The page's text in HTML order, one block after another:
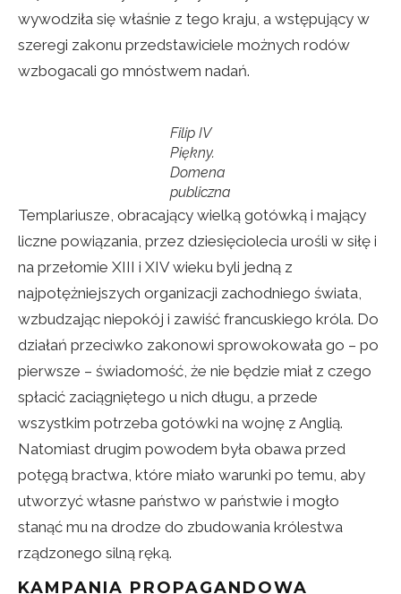
wywodziła się właśnie z tego kraju, a wstępujący w
szeregi zakonu przedstawiciele możnych rodów
wzbogacali go mnóstwem nadań.
Filip IV
Piękny.
Domena
publiczna
Templariusze, obracający wielką gotówką i mający
liczne powiązania, przez dziesięciolecia urośli w siłę i
na przełomie XIII i XIV wieku byli jedną z
najpotężniejszych organizacji zachodniego świata,
wzbudzając niepokój i zawiść francuskiego króla. Do
działań przeciwko zakonowi sprowokowała go – po
pierwsze – świadomość, że nie będzie miał z czego
spłacić zaciągniętego u nich długu, a przede
wszystkim potrzeba gotówki na wojnę z Anglią.
Natomiast drugim powodem była obawa przed
potęgą bractwa, które miało warunki po temu, aby
utworzyć własne państwo w państwie i mogło
stanąć mu na drodze do zbudowania królestwa
rządzonego silną ręką.
KAMPANIA PROPAGANDOWA